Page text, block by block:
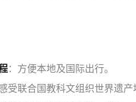
：方便本地及国际出行。
受联合国教科文组织世界遗产